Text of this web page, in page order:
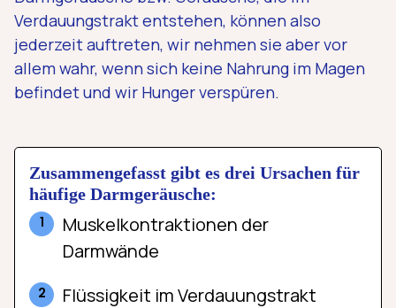
Verdauungstrakt entstehen, können also
jederzeit auftreten, wir nehmen sie aber vor
allem wahr, wenn sich keine Nahrung im Magen
befindet und wir Hunger verspüren.
Zusammengefasst gibt es drei Ursachen für
häufige Darmgeräusche:
Muskelkontraktionen der
Darmwände
Flüssigkeit im Verdauungstrakt